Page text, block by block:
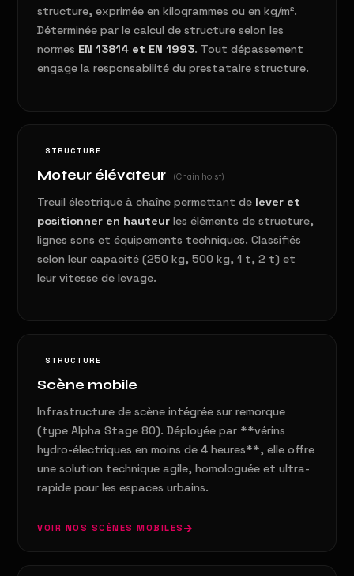
structure, exprimée en kilogrammes ou en kg/m².
Déterminée par le calcul de structure selon les
normes EN 13814 et EN 1993. Tout dépassement
engage la responsabilité du prestataire structure.
STRUCTURE
Moteur élévateur (Chain hoist)
Treuil électrique à chaîne permettant de lever et
positionner en hauteur les éléments de structure,
lignes sons et équipements techniques. Classifiés
selon leur capacité (250 kg, 500 kg, 1 t, 2 t) et
leur vitesse de levage.
STRUCTURE
Scène mobile
Infrastructure de scène intégrée sur remorque
(type Alpha Stage 80). Déployée par **vérins
hydro-électriques en moins de 4 heures**, elle offre
une solution technique agile, homologuée et ultra-
rapide pour les espaces urbains.
VOIR NOS SCÈNES MOBILES